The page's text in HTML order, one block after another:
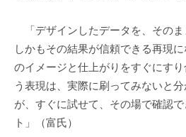
「デザインしたデータを、そのま
しかもその結果が信頼できる再現
のイメージと仕上がりをすぐにす
う表現は、実際に刷ってみないと
が、すぐに試せて、その場で確認
ト」（富氏）